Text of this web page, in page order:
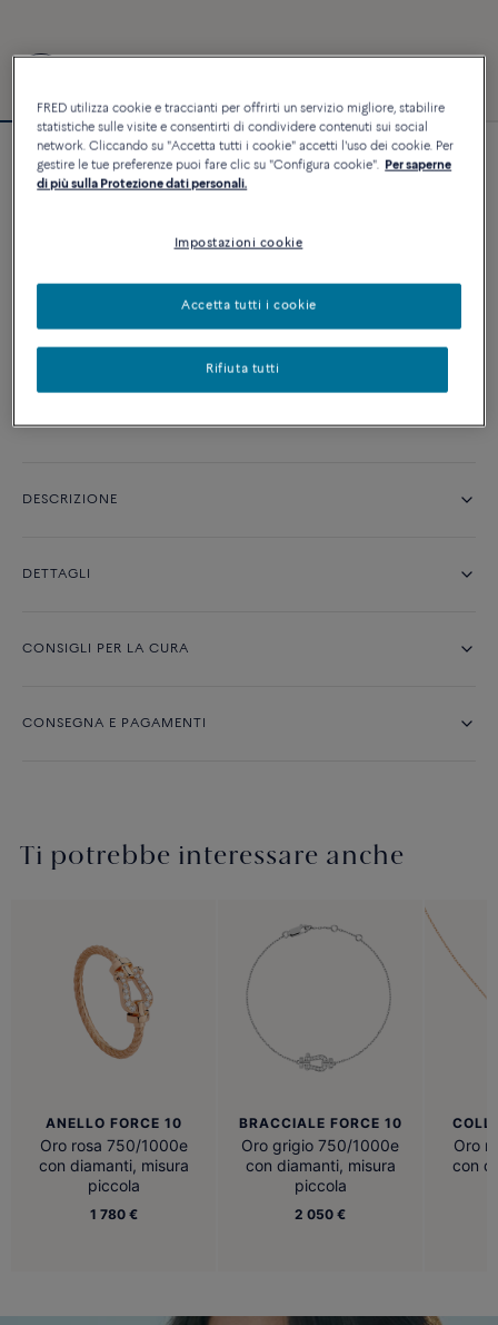
Bracciale Force 10
10 850 €
AGGIUNGI AL CARRELLO
Contattataci per qualsiasi domanda sulle misure
DESCRIZIONE
DETTAGLI
CONSIGLI PER LA CURA
CONSEGNA E PAGAMENTI
Ti potrebbe interessare anche
ANELLO FORCE 10
Oro rosa 750/1000e
con diamanti, misura
piccola
1 780 €
BRACCIALE FORCE 10
Oro grigio 750/1000e
con diamanti, misura
piccola
2 050 €
Oro
con
FRED utilizza cookie e traccianti per offrirti un servizio migliore, stabilire
statistiche sulle visite e consentirti di condividere contenuti sui social
network. Cliccando su "Accetta tutti i cookie" accetti l'uso dei cookie. Per
gestire le tue preferenze puoi fare clic su "Configura cookie".
Per saperne
di più sulla Protezione dati personali.
Impostazioni cookie
Rifiuta tutti
Accetta tutti i cookie